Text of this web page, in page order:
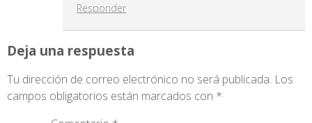
Responder
Deja una respuesta
Tu dirección de correo electrónico no será publicada. Los
campos obligatorios están marcados con *